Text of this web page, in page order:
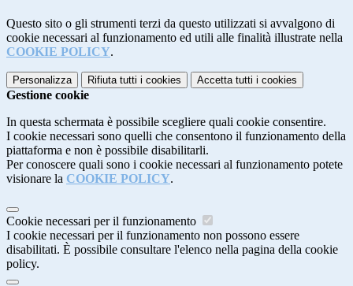
Questo sito o gli strumenti terzi da questo utilizzati si avvalgono di
cookie necessari al funzionamento ed utili alle finalità illustrate nella
COOKIE POLICY.
Personalizza Rifiuta tutti i cookies Accetta tutti i cookies
Gestione cookie
In questa schermata è possibile scegliere quali cookie consentire.
I cookie necessari sono quelli che consentono il funzionamento della
piattaforma e non è possibile disabilitarli.
Per conoscere quali sono i cookie necessari al funzionamento potete
visionare la COOKIE POLICY.
Cookie necessari per il funzionamento
I cookie necessari per il funzionamento non possono essere
disabilitati. È possibile consultare l'elenco nella pagina della cookie
policy.